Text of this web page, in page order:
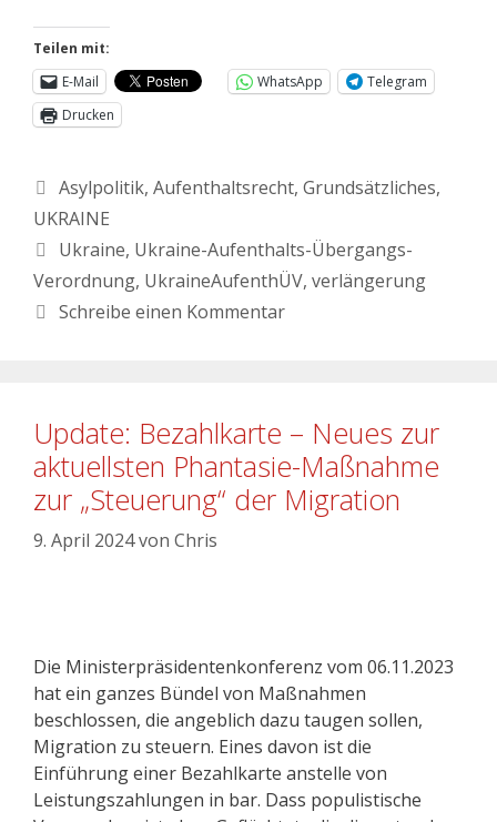
Teilen mit:
E-Mail
WhatsApp
Telegram
Drucken
Asylpolitik, Aufenthaltsrecht, Grundsätzliches,
UKRAINE
Ukraine, Ukraine-Aufenthalts-Übergangs-
Verordnung, UkraineAufenthÜV, verlängerung
Schreibe einen Kommentar
Update: Bezahlkarte – Neues zur
aktuellsten Phantasie-Maßnahme
zur „Steuerung“ der Migration
9. April 2024von Chris
Die Ministerpräsidentenkonferenz vom 06.11.2023
hat ein ganzes Bündel von Maßnahmen
beschlossen, die angeblich dazu taugen sollen,
Migration zu steuern. Eines davon ist die
Einführung einer Bezahlkarte anstelle von
Leistungszahlungen in bar. Dass populistische